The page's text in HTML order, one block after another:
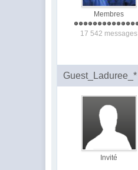
Membres
17 542 messages
Guest_Laduree_*
Invité